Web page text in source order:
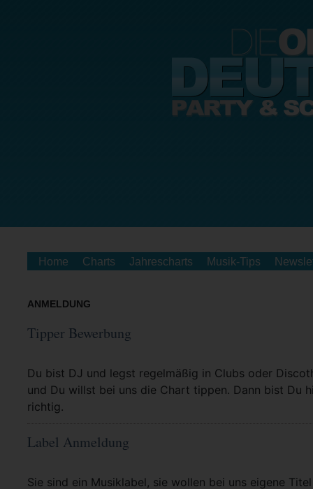
Home Charts Jahrescharts Musik-Tips
ANMELDUNG
Tipper Bewerbung
Du bist DJ und legst regelmäßig in Clubs oder
und Du willst bei uns die Chart tippen. Dann bist Du
richtig.
Mehr Info
Label Anmeldung
Sie sind ein Musiklabel, sie wollen bei uns eigene
Mehr Info